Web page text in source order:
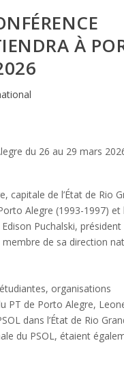
À
capitale de l’État de Rio
Alegre (1993-1997) et
Puchalski, président
de sa direction
organisations
PT de Porto Alegre,
dans l’État de Rio
du PSOL, étaient